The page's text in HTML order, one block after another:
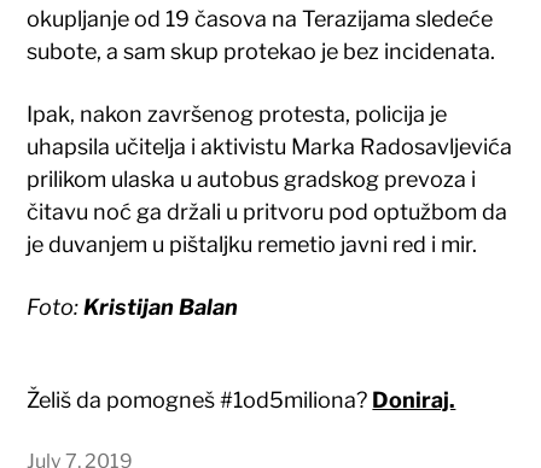
okupljanje od 19 časova na Terazijama sledeće
subote, a sam skup protekao je bez incidenata.
Ipak, nakon završenog protesta, policija je
uhapsila učitelja i aktivistu Marka Radosavljevića
prilikom ulaska u autobus gradskog prevoza i
čitavu noć ga držali u pritvoru pod optužbom da
je duvanjem u pištaljku remetio javni red i mir.
Foto:Kristijan Balan
Želiš da pomogneš #1od5miliona? Doniraj.
July 7, 2019